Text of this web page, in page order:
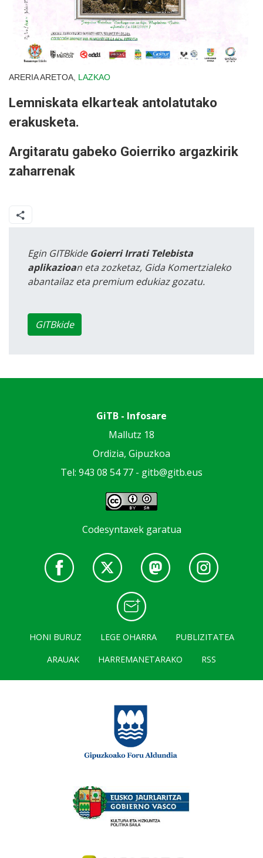
ARERIA ARETOA, LAZKAO
Lemniskata elkarteak antolatutako
erakusketa.
Argitaratu gabeko Goierriko argazkirik
zaharrenak
Egin GITBkide Goierri Irrati Telebista
aplikazioan eta zozketaz, Gida Komertzialeko
abantailaz eta premium edukiaz gozatu.
GITBkide
GiTB - Infosare
Mallutz 18
Ordizia, Gipuzkoa
Tel: 943 08 54 77 - gitb@gitb.eus
Codesyntaxek garatua
HONI BURUZ LEGE OHARRA
PUBLIZITATEA
ARAUAK
HARREMANETARAKO RSS